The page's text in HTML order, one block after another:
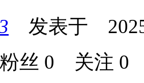
发表于
丝 0 关注 0